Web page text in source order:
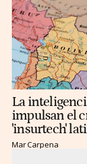
La
impulsan el
'insurtech'
Mar Carpena